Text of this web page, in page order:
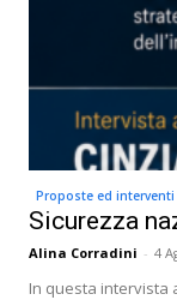
Proposte ed interventi
Sicurezza
Alina Corradini - 4
In questa intervista